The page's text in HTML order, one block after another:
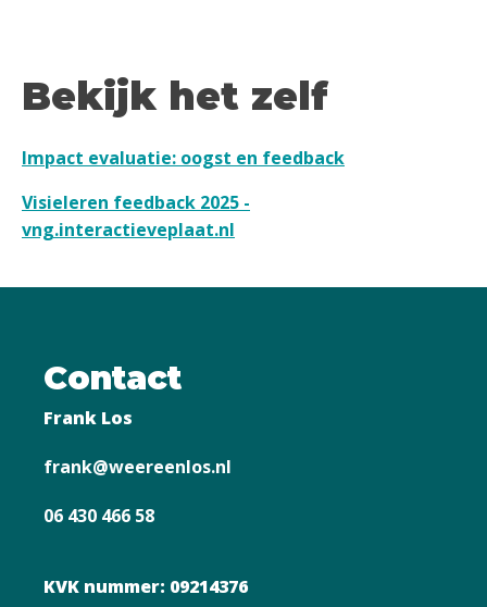
Bekijk het zelf
Impact evaluatie: oogst en feedback
Visieleren feedback 2025 -
vng.interactieveplaat.nl
Contact
Frank Los
frank@weereenlos.nl
06 430 466 58
KVK nummer: 09214376